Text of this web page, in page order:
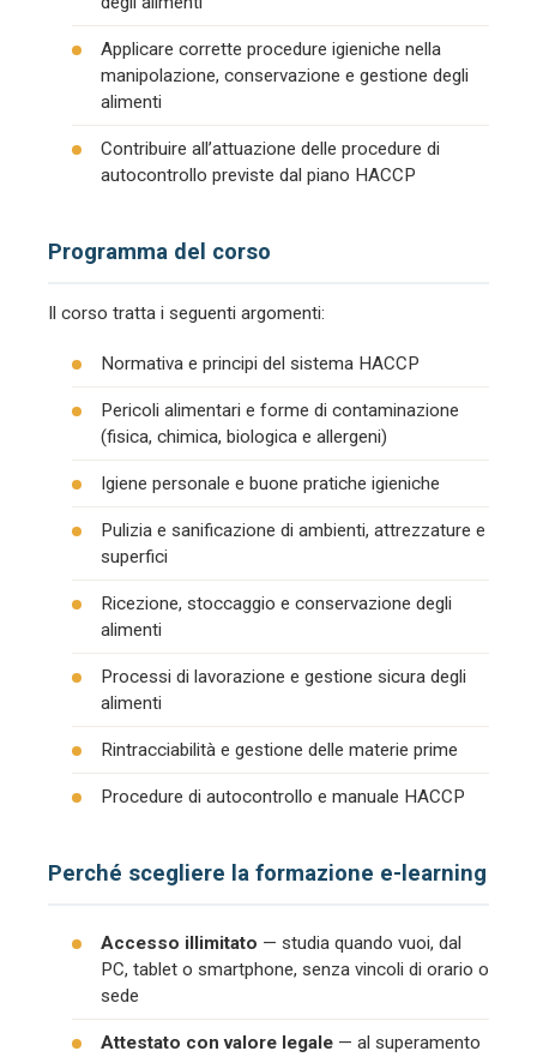
Applicare corrette procedure igieniche nella
manipolazione, conservazione e gestione degli
alimenti
Contribuire all’attuazione delle procedure di
autocontrollo previste dal piano HACCP
Programma del corso
Il corso tratta i seguenti argomenti:
Normativa e principi del sistema HACCP
Pericoli alimentari e forme di contaminazione
(fisica, chimica, biologica e allergeni)
Igiene personale e buone pratiche igieniche
Pulizia e sanificazione di ambienti, attrezzature e
superfici
Ricezione, stoccaggio e conservazione degli
alimenti
Processi di lavorazione e gestione sicura degli
alimenti
Rintracciabilità e gestione delle materie prime
Procedure di autocontrollo e manuale HACCP
Perché scegliere la formazione e-learning
Accesso illimitato — studia quando vuoi, dal
PC, tablet o smartphone, senza vincoli di orario o
sede
Attestato con valore legale — al superamento